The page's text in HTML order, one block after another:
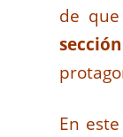
de
En